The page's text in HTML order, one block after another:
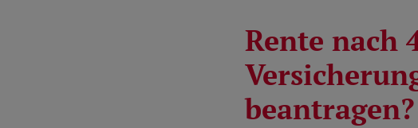
Rente nach
beantragen?